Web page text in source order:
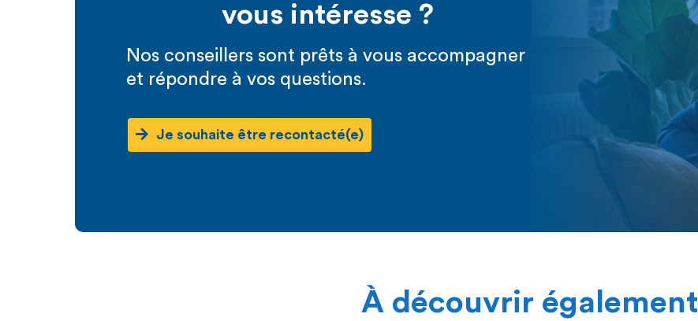
vous intéresse ?
Nos conseillers sont prêts à vous accompagner
et répondre à vos questions.
Je souhaite être recontacté(e)
À découvrir également